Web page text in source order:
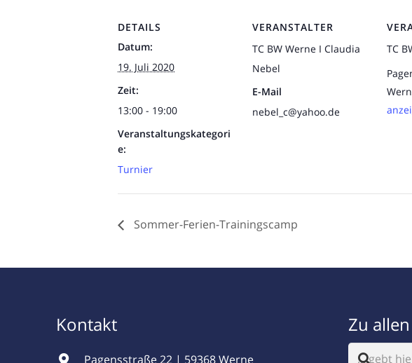
DETAILS
Datum:
19. Juli 2020
Zeit:
13:00 - 19:00
Veranstaltungskategori
e:
Turnier
VERANSTALTER
TC BW Werne I Claudia
Nebel
E-Mail
nebel_c@yahoo.de
TC
Sommer-Ferien-Trainingscamp
Kontakt
Pagensstraße 22 | 59368 Werne
Zu